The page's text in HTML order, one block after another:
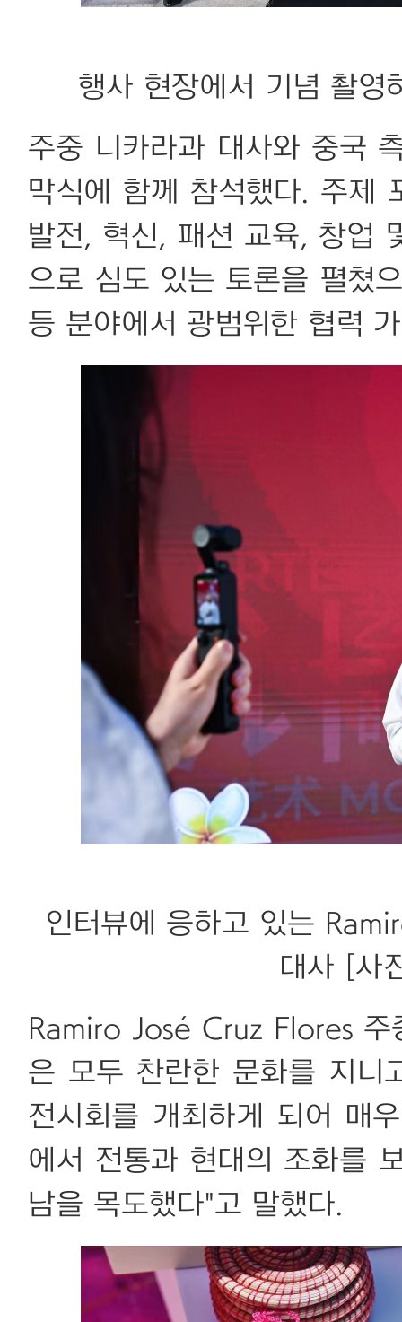
행사 현장에서 기념 촬
주중 니카라과 대사와 중국
막식에 함께 참석했다. 주제
발전, 혁신, 패션 교육, 창업
으로 심도 있는 토론을 펼쳤
등 분야에서 광범위한 협력
인터뷰에 응하고 있는
대사 [사
Ramiro José Cruz Flores
은 모두 찬란한 문화를 지니
전시회를 개최하게 되어 매
에서 전통과 현대의 조화를
남을 목도했다"고 말했다.